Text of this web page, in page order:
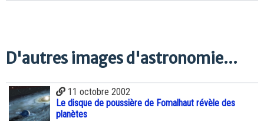
D'autres images d'astronomie...
11 octobre 2002
Le disque de poussière de Fomalhaut révèle des
planètes